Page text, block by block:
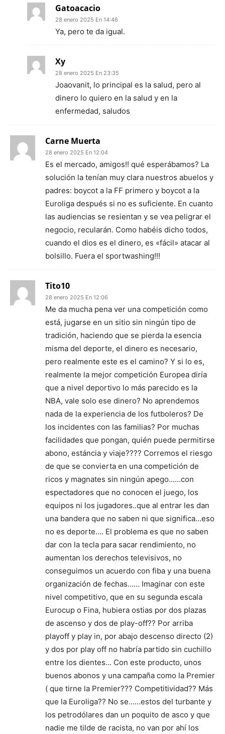
Gatoacacio
28 enero 2025 En 14:46
Ya, pero te da igual.
Xy
28 enero 2025 En 23:35
Joaovanit, lo principal es la salud, pero al
dinero lo quiero en la salud y en la
enfermedad, saludos
Carne Muerta
28 enero 2025 En 12:04
Es el mercado, amigos!! qué esperábamos? La
solución la tenían muy clara nuestros abuelos y
padres: boycot a la FF primero y boycot a la
Euroliga después si no es suficiente. En cuanto
las audiencias se resientan y se vea peligrar el
negocio, recularán. Como habéis dicho todos,
cuando el dios es el dinero, es «fácil» atacar al
bolsillo. Fuera el sportwashing!!!
Tito10
28 enero 2025 En 12:06
Me da mucha pena ver una competición como
está, jugarse en un sitio sin ningún tipo de
tradición, haciendo que se pierda la esencia
misma del deporte, el dinero es necesario,
pero realmente este es el camino? Y si lo es,
realmente la mejor competición Europea diría
que a nivel deportivo lo más parecido es la
NBA, vale solo ese dinero? No aprendemos
nada de la experiencia de los futboleros? De
los incidentes con las familias? Por muchas
facilidades que pongan, quién puede permitirse
abono, estáncia y viaje???? Corremos el riesgo
de que se convierta en una competición de
ricos y magnates sin ningún apego……con
espectadores que no conocen el juego, los
equipos ni los jugadores..que al entrar les dan
una bandera que no saben ni que significa…eso
no es deporte…. El problema es que no saben
dar con la tecla para sacar rendimiento, no
aumentan los derechos televisivos, no
conseguimos un acuerdo con fiba y una buena
organización de fechas…… Imaginar con este
nivel competitivo, que en su segunda escala
Eurocup o Fina, hubiera ostias por dos plazas
de ascenso y dos de play-off?? Por arriba
playoff y play in, por abajo descenso directo (2)
y dos por play off no habría partido sin cuchillo
entre los dientes… Con este producto, unos
buenos abonos y una campaña como la Premier
( que tirne la Premier??? Competitividad?? Más
que la Euroliga?? No se……estos del turbante y
los petrodólares dan un poquito de asco y que
nadie me tilde de racista, no van por ahí los